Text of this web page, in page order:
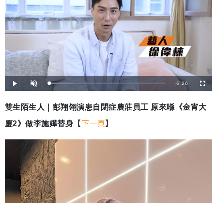
播
放
開
啟
載
入
:
2
.
8
7
剩
-3:26
全
螢
雙生陌生人｜彭翔翎演患自閉症農莊員工 原來喺《金宵大
廈2》做李施嬅替身 【下一頁】